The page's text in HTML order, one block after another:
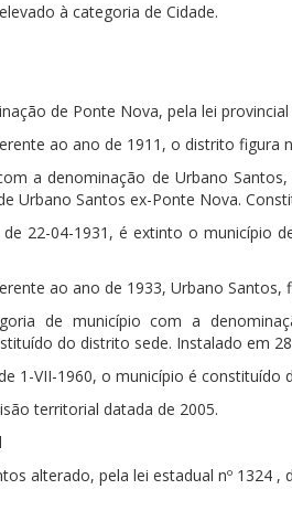
à categoria de Cidade.
de Ponte Nova, pela lei
ao ano de 1911, o distrito figura
a denominação de Urbano
Urbano Santos ex-Ponte Nova.
22-04-1931, é extinto o município
ao ano de 1933, Urbano
de município com a
do distrito sede. Instalado em
1-VII-1960, o município é constituído
territorial datada de 2005.
alterado, pela lei estadual nº 1324 ,